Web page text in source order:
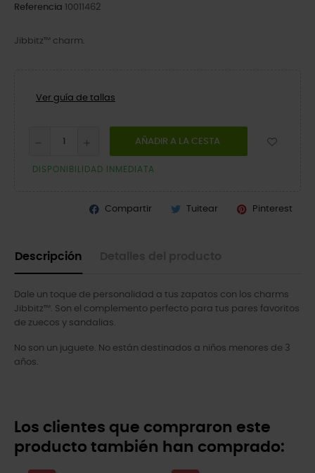
Referencia 10011462
Jibbitz™ charm.
Ver guía de tallas
AÑADIR A LA CESTA
DISPONIBILIDAD INMEDIATA
Compartir Tuitear Pinterest
Descripción
Dale un toque de personalidad a tus zapatos con los charms
Jibbitz™. Son el complemento perfecto para tus pares favoritos
de zuecos y sandalias.
No son un juguete. No están destinados a niños menores de 3
años.
Los clientes que compraron este
producto también han comprado: